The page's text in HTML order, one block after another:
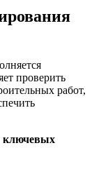
проверить
работ,
ключевых